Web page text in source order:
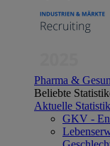
Pharma &
Beliebte
Aktuelle
GKV -